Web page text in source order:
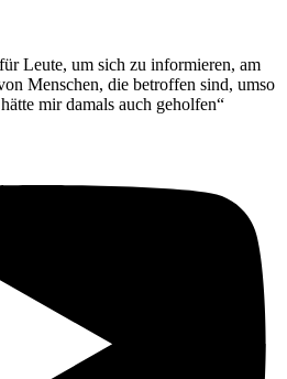
Leute, um sich zu informieren, am
Menschen, die betroffen sind, umso
mir damals auch geholfen“